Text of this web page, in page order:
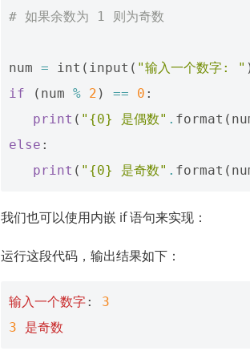
# 如果余数为 1 则为奇数
num = int ( input ( "输入一个数字: "
if
( num % 2 ) == 0 :
print ( "{0} 是偶数" . format (
else :
print ( "{0} 是奇数" . format (
我们也可以使用内嵌 if 语句来实现：
运行这段代码，输出结果如下：
输入一个数字:
3
3
是奇数